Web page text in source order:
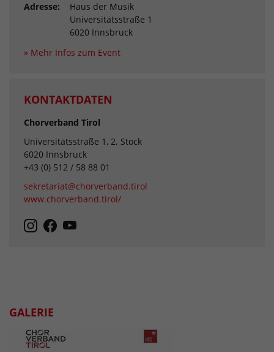
Adresse:
Haus der Musik
Universitätsstraße 1
6020 Innsbruck
» Mehr Infos zum Event
KONTAKTDATEN
Chorverband Tirol
Universitätsstraße 1, 2. Stock
6020 Innsbruck
+43 (0) 512 / 58 88 01
sekretariat@chorverband.tirol
www.chorverband.tirol/
GALERIE